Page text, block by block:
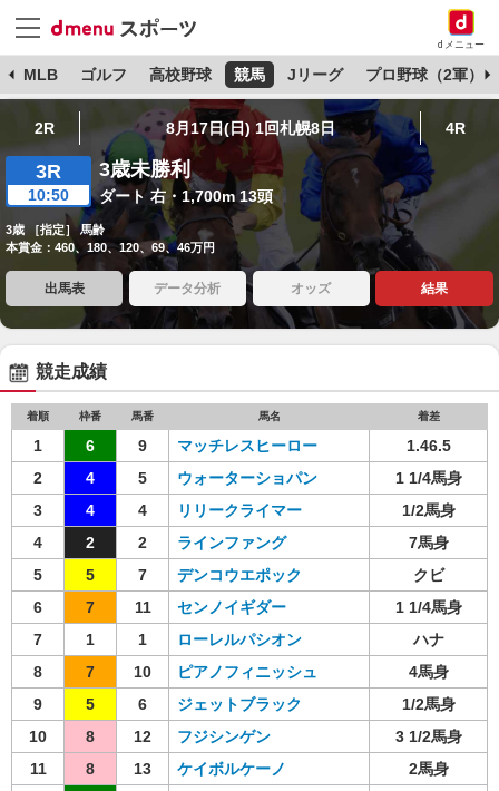
dメニュー
MLB ゴルフ 高校野球 競馬 Jリーグ プロ野球（2軍）
2R 8月17日(日) 1回札幌8日 4R
3R
10:50
3歳未勝利
ダート 右・1,700m 13頭
3歳 ［指定］ 馬齢
本賞金：460、180、120、69、46万円
出馬表 データ分析 オッズ 結果
競走成績
着順 枠番 馬番 馬名 着差
1 6 9 マッチレスヒーロー
1.46.5
2
4 5 ウォーターショパン
1 1/4馬身
3
4 4 リリークライマー
1/2馬身
4
2 2 ラインファング
7馬身
5
5 7 デンコウエポック
クビ
6
7 11 センノイギダー
1 1/4馬身
7
1 1 ローレルパシオン
ハナ
8
7 10 ピアノフィニッシュ
4馬身
9
5 6 ジェットブラック
1/2馬身
10
8 12 フジシンゲン
3 1/2馬身
11
8 13 ケイボルケーノ
2馬身